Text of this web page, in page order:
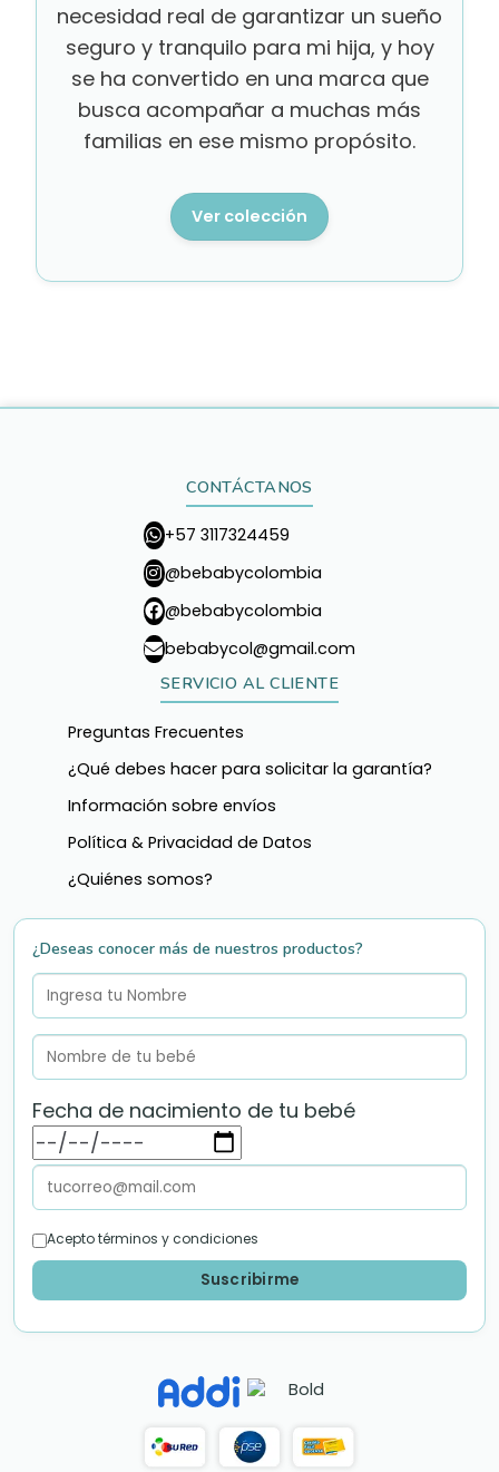
necesidad real de garantizar un sueño
seguro y tranquilo para mi hija, y hoy
se ha convertido en una marca que
busca acompañar a muchas más
familias en ese mismo propósito.
Ver colección
CONTÁCTANOS
+57 3117324459
@bebabycolombia
@bebabycolombia
bebabycol@gmail.com
SERVICIO AL CLIENTE
Preguntas Frecuentes
¿Qué debes hacer para solicitar la garantía?
Información sobre envíos
Política & Privacidad de Datos
¿Quiénes somos?
¿Deseas conocer más de nuestros productos?
Fecha de nacimiento de tu bebé
Acepto términos y condiciones